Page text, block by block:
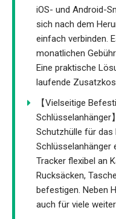
iOS- und Android-
sich nach dem
einfach verbinden.
monatlichen
Eine praktische
laufende
【Vielseitige
Schlüsselanhänger
Schutzhülle für das
Schlüsselanhänger
Tracker flexibel an
Rucksäcken,
befestigen. Neben
auch für viele